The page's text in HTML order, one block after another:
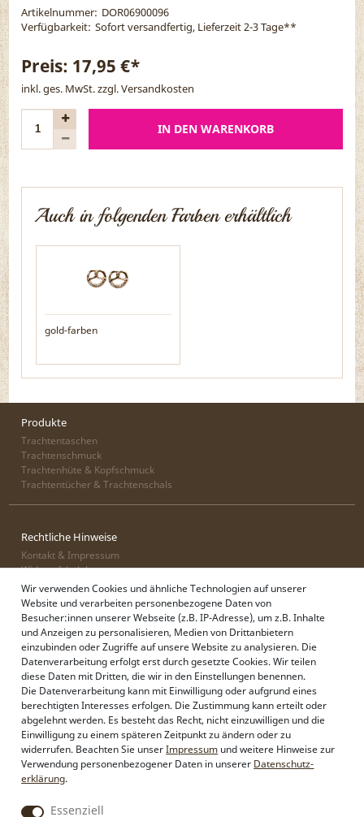
Artikelnummer: DOR06900096
Verfügbarkeit: Sofort versandfertig, Lieferzeit 2-3 Tage**
Preis: 17,95 €*
inkl. ges. MwSt. zzgl.Versandkosten
IN DEN WARENKORB
Auch in folgenden Farben erhältlich
gold-farben
Produkte
Trachtentaschen
Trachtenschmuck
Trachtenhüte & Kopfschmuck
Trachtentücher & Trachtenschals
Rechtliche Hinweise
Kontakt & Impressum
Widerrufsbelehrung
Zahlung & Lieferung
Datenschutz
AGB
Alpenflüstern
Philosophie
Händlerbereich
Firmenkunden
Sonderanfertigungen
Pressebereich
Kontakt & Impressum
Social Media
Wir verwenden Cookies und ähnliche Technologien auf unserer
Website und verarbeiten personenbezogene Daten von
Besucher:innen unserer Webseite (z.B. IP-Adresse), um z.B. Inhalte
und Anzeigen zu personalisieren, Medien von Drittanbietern
einzubinden oder Zugriffe auf unsere Website zu analysieren. Die
Datenverarbeitung erfolgt erst durch gesetzte Cookies. Wir teilen
diese Daten mit Dritten, die wir in den Einstellungen benennen.
Die Datenverarbeitung kann mit Einwilligung oder aufgrund eines
berechtigten Interesses erfolgen. Die Zustimmung kann erteilt oder
abgelehnt werden. Es besteht das Recht, nicht einzuwilligen und die
Einwilligung zu einem späteren Zeitpunkt zu ändern oder zu
widerrufen. Beachten Sie unserImpressum und weitere Hinweise zur
Verwendung personenbezogener Daten in unserer Daten­schutz­
erklärung.
Essenziell